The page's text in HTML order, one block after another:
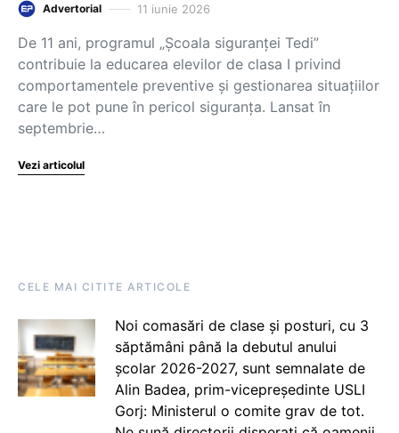
Advertorial 11 iunie 2026
De 11 ani, programul „Școala siguranței Tedi”
contribuie la educarea elevilor de clasa I privind
comportamentele preventive și gestionarea situațiilor
care le pot pune în pericol siguranța. Lansat în
septembrie…
Vezi articolul
CELE MAI CITITE ARTICOLE
Noi comasări de clase și posturi, cu 3
săptămâni până la debutul anului
școlar 2026-2027, sunt semnalate de
Alin Badea, prim-vicepreședinte USLI
Gorj: Ministerul o comite grav de tot.